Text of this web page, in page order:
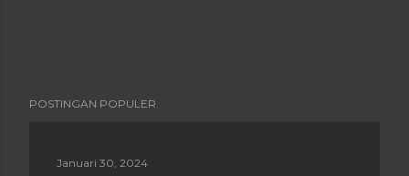
POSTINGAN POPULER
Januari 30, 2024